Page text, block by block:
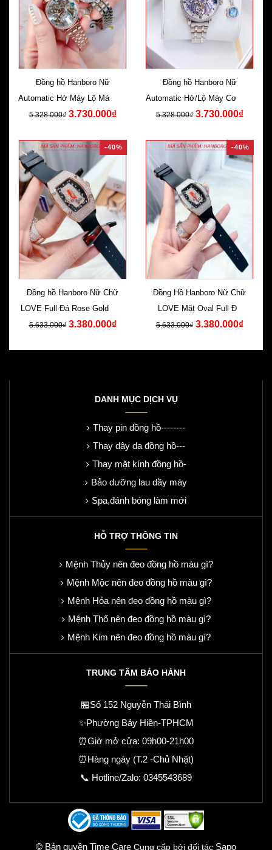
Đồng hồ Hanboro Nữ
Automatic Hở Máy Lộ Máy Cơ
Rose Gold
5.328.000₫ 3.730.000₫
Đồng hồ Hanboro Nữ
Automatic Hở/Lộ Máy Cơ Dây
Kim Loại
5.328.000₫ 3.730.000₫
-40%
Đồng hồ Hanboro Nữ Chữ
LOVE Full Đá Rose Gold Dây
Silicone
5.633.000₫ 3.380.000₫
-40%
Đồng Hồ Hanboro Nữ Chữ
LOVE Mặt Oval Full Đá
Swarovski Silicone
5.633.000₫ 3.380.000₫
DANH MỤC DỊCH VỤ
Thay pin đồng hồ--------
Thay dây da đồng hồ---
Thay mặt kính đồng hồ-
Bảo dưỡng lau dầy máy
Spa,đánh bóng làm mới
HỖ TRỢ THÔNG TIN
Mệnh Thủy nên đeo đồng hồ màu gì?
Mệnh Mộc nên đeo đồng hồ màu gì?
Mệnh Hỏa nên đeo đồng hồ màu gì?
Mệnh Thổ nên đeo đồng hồ màu gì?
Mệnh Kim nên đeo đồng hồ màu gì?
TRUNG TÂM BẢO HÀNH
🏪Số 152 Nguyễn Thái Bình
✨Phường Bảy Hiền-TPHCM
⏰Giờ mở cửa: 09h00-21h00
⏰Hàng ngày (T.2 -Chủ Nhật)
📞 Hotline/Zalo: 0345543689
© Bản quyền Time Care Cung cấp bởi đối tác Sapo